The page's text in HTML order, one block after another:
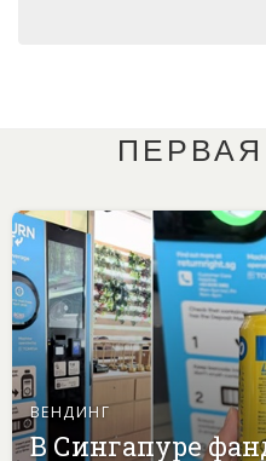
ВЕНДИНГ
В Сингапуре